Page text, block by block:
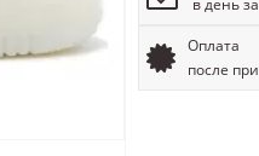
Оплата
после